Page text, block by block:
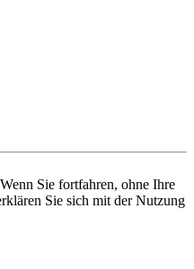
Sie fortfahren, ohne Ihre
Sie sich mit der Nutzung